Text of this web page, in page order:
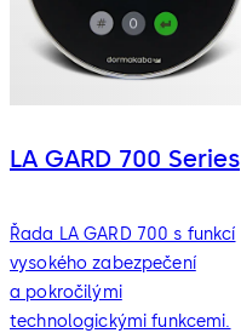
LA GARD 700 Series
Řada LA GARD 700 s funkcí
vysokého zabezpečení
a pokročilými
technologickými funkcemi.